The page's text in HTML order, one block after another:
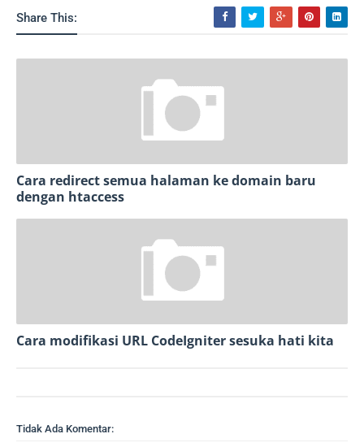
Share This:
Cara redirect semua halaman ke domain baru
dengan htaccess
Cara modifikasi URL CodeIgniter sesuka hati kita
Tidak Ada Komentar: